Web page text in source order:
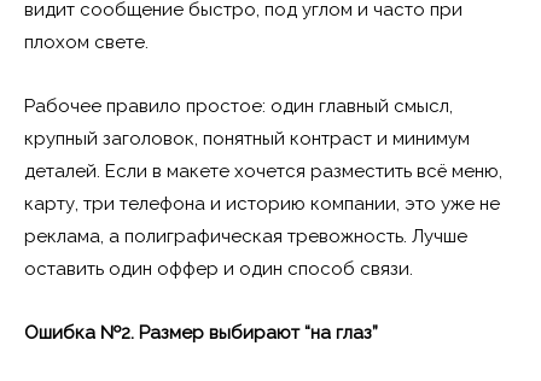
видит сообщение быстро, под углом и часто при
плохом свете.
Рабочее правило простое: один главный смысл,
крупный заголовок, понятный контраст и минимум
деталей. Если в макете хочется разместить всё меню,
карту, три телефона и историю компании, это уже не
реклама, а полиграфическая тревожность. Лучше
оставить один оффер и один способ связи.
Ошибка №2. Размер выбирают “на глаз”